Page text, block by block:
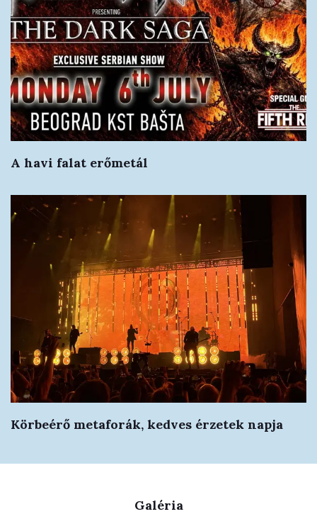
A havi falat erőmetál
Körbeérő metaforák, kedves érzetek napja
Galéria